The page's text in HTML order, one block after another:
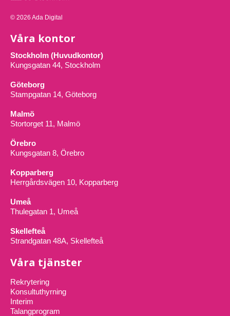
© 2026 Ada Digital
Våra kontor
Stockholm (Huvudkontor)
Kungsgatan 44, Stockholm
Göteborg
Stampgatan 14, Göteborg
Malmö
Stortorget 11, Malmö
Örebro
Kungsgatan 8, Örebro
Kopparberg
Herrgårdsvägen 10, Kopparberg
Umeå
Thulegatan 1, Umeå
Skellefteå
Strandgatan 48A, Skellefteå
Våra tjänster
Rekrytering
Konsultuthyrning
Interim
Talangprogram